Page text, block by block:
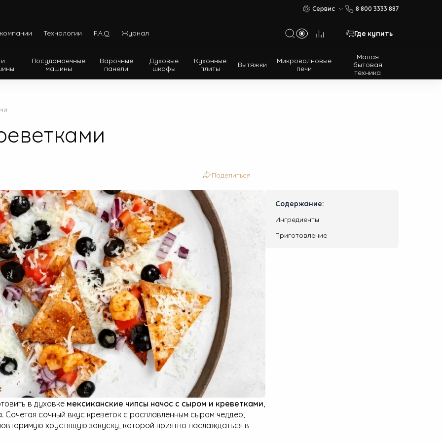
Сервис 8 800 3333 887
Технологии F.A.Q. Журнал Где купить
Посудомоечные
машины
Варочные
панели
Духовые
шкафы
Кухонные
плиты Вытяжки Микроволновые
печи
Малая
бытовая
техника
Холодильники с нижней морозильной камерой
Многодверные холодильники
Поделиться
в духовке мексиканские чипсы начос с сыром и креветками,
Сочетая сочный вкус креветок с расплавленным сыром чеддер,
хрустящую закуску, которой приятно наслаждаться в
Содержание:
Ингредиенты
Приготовление